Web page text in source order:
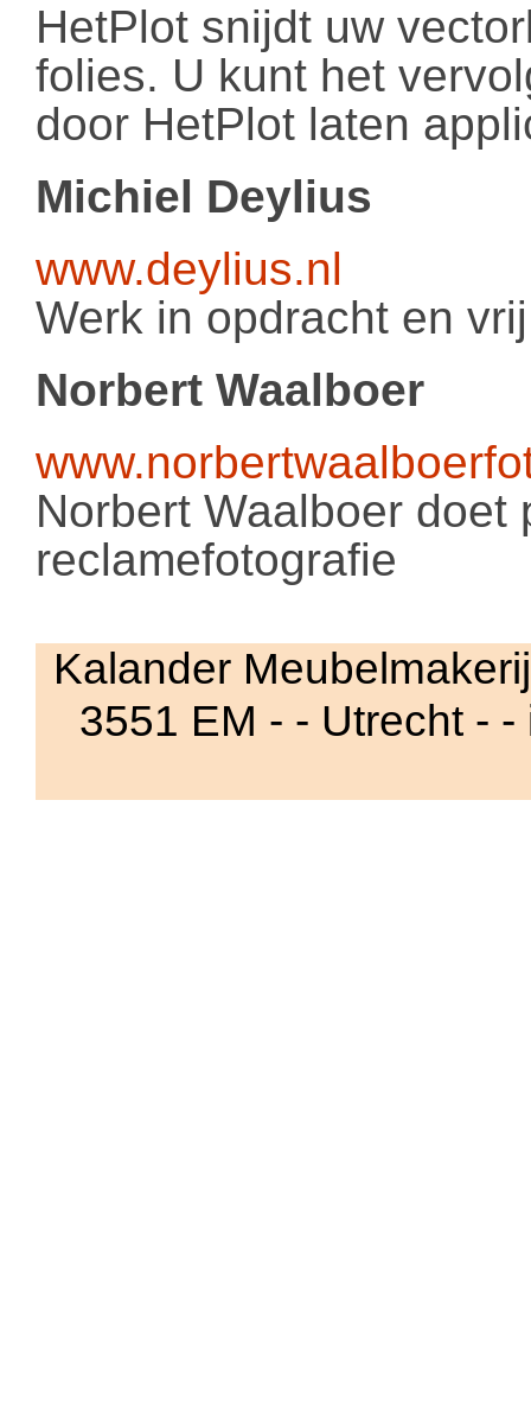
HetPlot snijdt uw
folies. U kunt het
door HetPlot laten
Michiel Deylius
www.deylius.nl
Werk in opdracht en
Norbert Waalboer
Norbert Waalboer
reclamefotografie
Kalander
3551 EM - - Utrecht -